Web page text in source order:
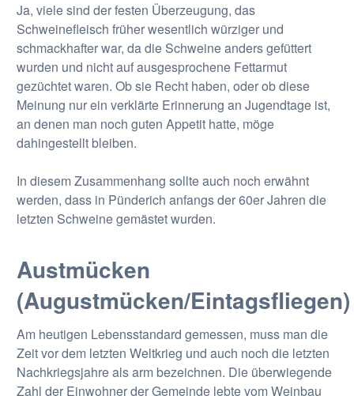
Ja, viele sind der festen Überzeugung, das
Schweinefleisch früher wesentlich würziger und
schmackhafter war, da die Schweine anders gefüttert
wurden und nicht auf ausgesprochene Fettarmut
gezüchtet waren. Ob sie Recht haben, oder ob diese
Meinung nur ein verklärte Erinnerung an Jugendtage ist,
an denen man noch guten Appetit hatte, möge
dahingestellt bleiben.
In diesem Zusammenhang sollte auch noch erwähnt
werden, dass in Pünderich anfangs der 60er Jahren die
letzten Schweine gemästet wurden.
Austmücken
(Augustmücken/Eintagsfliegen)
Am heutigen Lebensstandard gemessen, muss man die
Zeit vor dem letzten Weltkrieg und auch noch die letzten
Nachkriegsjahre als arm bezeichnen. Die überwiegende
Zahl der Einwohner der Gemeinde lebte vom Weinbau